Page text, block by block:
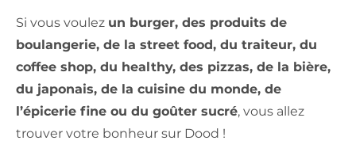
Si vous voulez un burger, des produits de
boulangerie, de la street food, du traiteur, du
coffee shop, du healthy, des pizzas, de la bière,
du japonais, de la cuisine du monde, de
l’épicerie fine ou du goûter sucré, vous allez
trouver votre bonheur sur Dood !